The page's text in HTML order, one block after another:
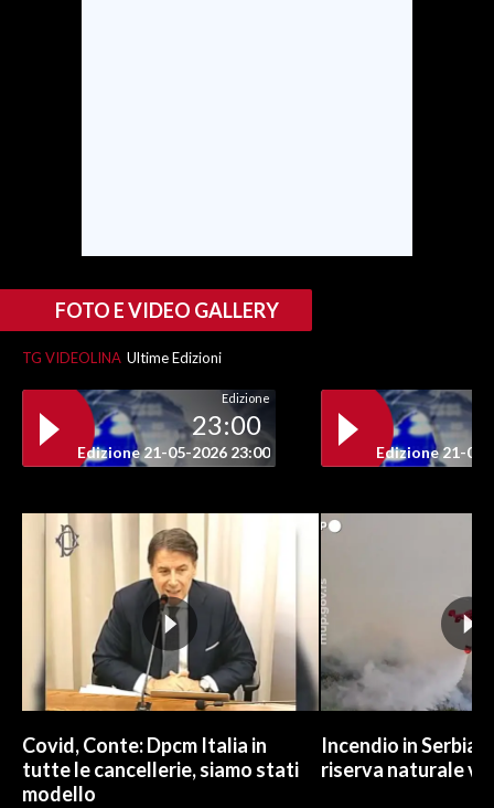
FOTO E VIDEO GALLERY
TG VIDEOLINA Ultime Edizioni
Edizione
23:00
Edizione 21-05-2026 23:00 Edizione 21-05-
Covid, Conte: Dpcm Italia in
tutte le cancellerie, siamo stati
modello
Incendio in Serbia,
riserva naturale